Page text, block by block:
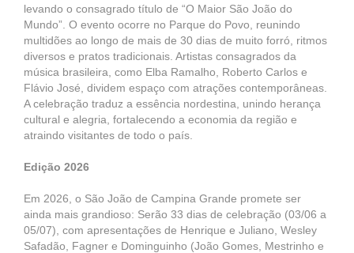
levando o consagrado título de “O Maior São João do
Mundo”. O evento ocorre no Parque do Povo, reunindo
multidões ao longo de mais de 30 dias de muito forró, ritmos
diversos e pratos tradicionais. Artistas consagrados da
música brasileira, como Elba Ramalho, Roberto Carlos e
Flávio José, dividem espaço com atrações contemporâneas.
A celebração traduz a essência nordestina, unindo herança
cultural e alegria, fortalecendo a economia da região e
atraindo visitantes de todo o país.
Edição 2026
Em 2026, o São João de Campina Grande promete ser
ainda mais grandioso: Serão 33 dias de celebração (03/06 a
05/07), com apresentações de Henrique e Juliano, Wesley
Safadão, Fagner e Dominguinho (João Gomes, Mestrinho e